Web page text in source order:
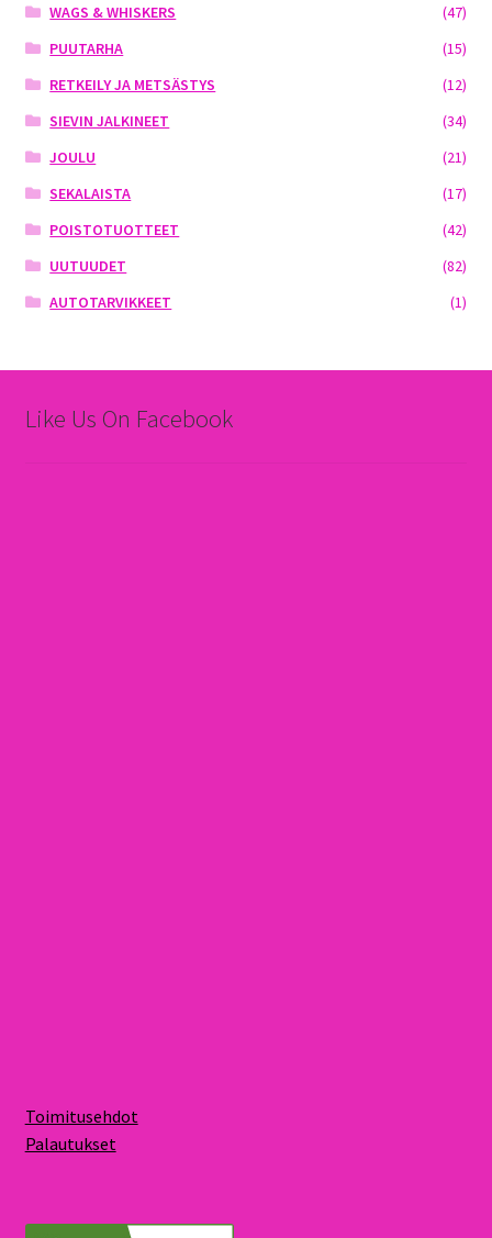
WAGS & WHISKERS
(47)
PUUTARHA
(15)
RETKEILY JA METSÄSTYS
(12)
SIEVIN JALKINEET
(34)
JOULU
(21)
SEKALAISTA
(17)
POISTOTUOTTEET
(42)
UUTUUDET
(82)
AUTOTARVIKKEET
(1)
Like Us On Facebook
Toimitusehdot
Palautukset